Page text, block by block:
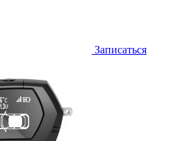
Записаться